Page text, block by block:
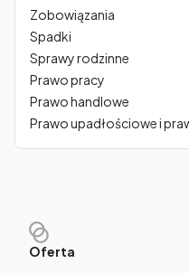
Zobowiązania
Spadki
Sprawy rodzinne
Prawo pracy
Prawo handlowe
Prawo upadłościowe i
Oferta